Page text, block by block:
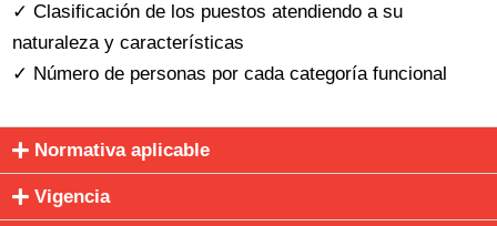
✓ Clasificación de los puestos atendiendo a su
naturaleza y características
✓ Número de personas por cada categoría funcional
Normativa aplicable
Vigencia